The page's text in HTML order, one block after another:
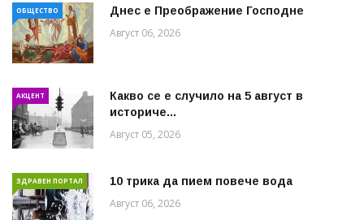
ОБЩЕСТВО Днес е Преображение Господне
Август 06, 2026
АКЦЕНТ
Какво се е случило на 5 август в
историче...
Август 05, 2026
ЗДРАВЕН ПОРТАЛ 10 трика да пием повече вода
Август 06, 2026